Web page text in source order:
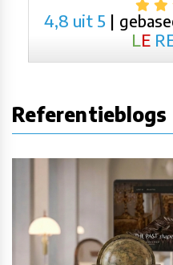
4,8 uit 5 |
L E
Referentieblogs